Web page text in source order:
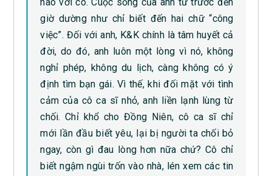
giờ dường như chỉ biết đến hai chữ “công
việc”. Đối với anh, K&K chính là tâm huyết cả
đời, do đó, anh luôn một lòng vì nó, không
nghỉ phép, không du lịch, càng không có ý
định tìm bạn gái. Vì thế, khi đối mặt với tình
cảm của cô ca sĩ nhỏ, anh liền lạnh lùng từ
chối. Chỉ khổ cho Đồng Niên, cô ca sĩ chỉ
mới lần đầu biết yêu, lại bị người ta chối bỏ
ngay, còn gì đau lòng hơn nữa chứ? Cô chỉ
biết ngậm ngùi trốn vào nhà, lén xem các tin